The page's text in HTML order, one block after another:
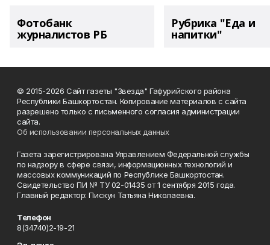
Фотобанк
журналистов РБ
Рубрика "Еда и
напитки"
© 2015-2026 Сайт газеты "Звезда" Гафурийского района
Республики Башкортостан. Копирование материалов с сайта
разрешено только с письменного согласия администрации
сайта.
Об использовании персональных данных
Газета зарегистрирована Управлением Федеральной службы
по надзору в сфере связи, информационных технологий и
массовых коммуникаций по Республике Башкортостан.
Свидетельство ПИ № ТУ 02-01435 от 1 сентября 2015 года.
Главный редактор: Пискун Татьяна Николаевна.
Телефон
8(34740)2-19-21